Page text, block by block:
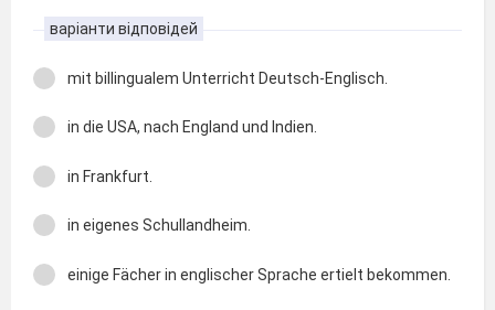
варіанти відповідей
mit billingualem Unterricht Deutsch-Englisch.
in die USA, nach England und Indien.
in Frankfurt.
in eigenes Schullandheim.
einige Fächer in englischer Sprache ertielt bekommen.